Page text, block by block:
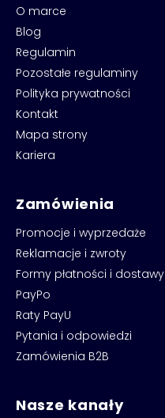
O marce
Blog
Regulamin
Pozostałe regulaminy
Polityka prywatności
Kontakt
Mapa strony
Kariera
Zamówienia
Promocje i wyprzedaże
Reklamacje i zwroty
Formy płatności i dostawy
PayPo
Raty PayU
Pytania i odpowiedzi
Zamówienia B2B
Nasze kanały